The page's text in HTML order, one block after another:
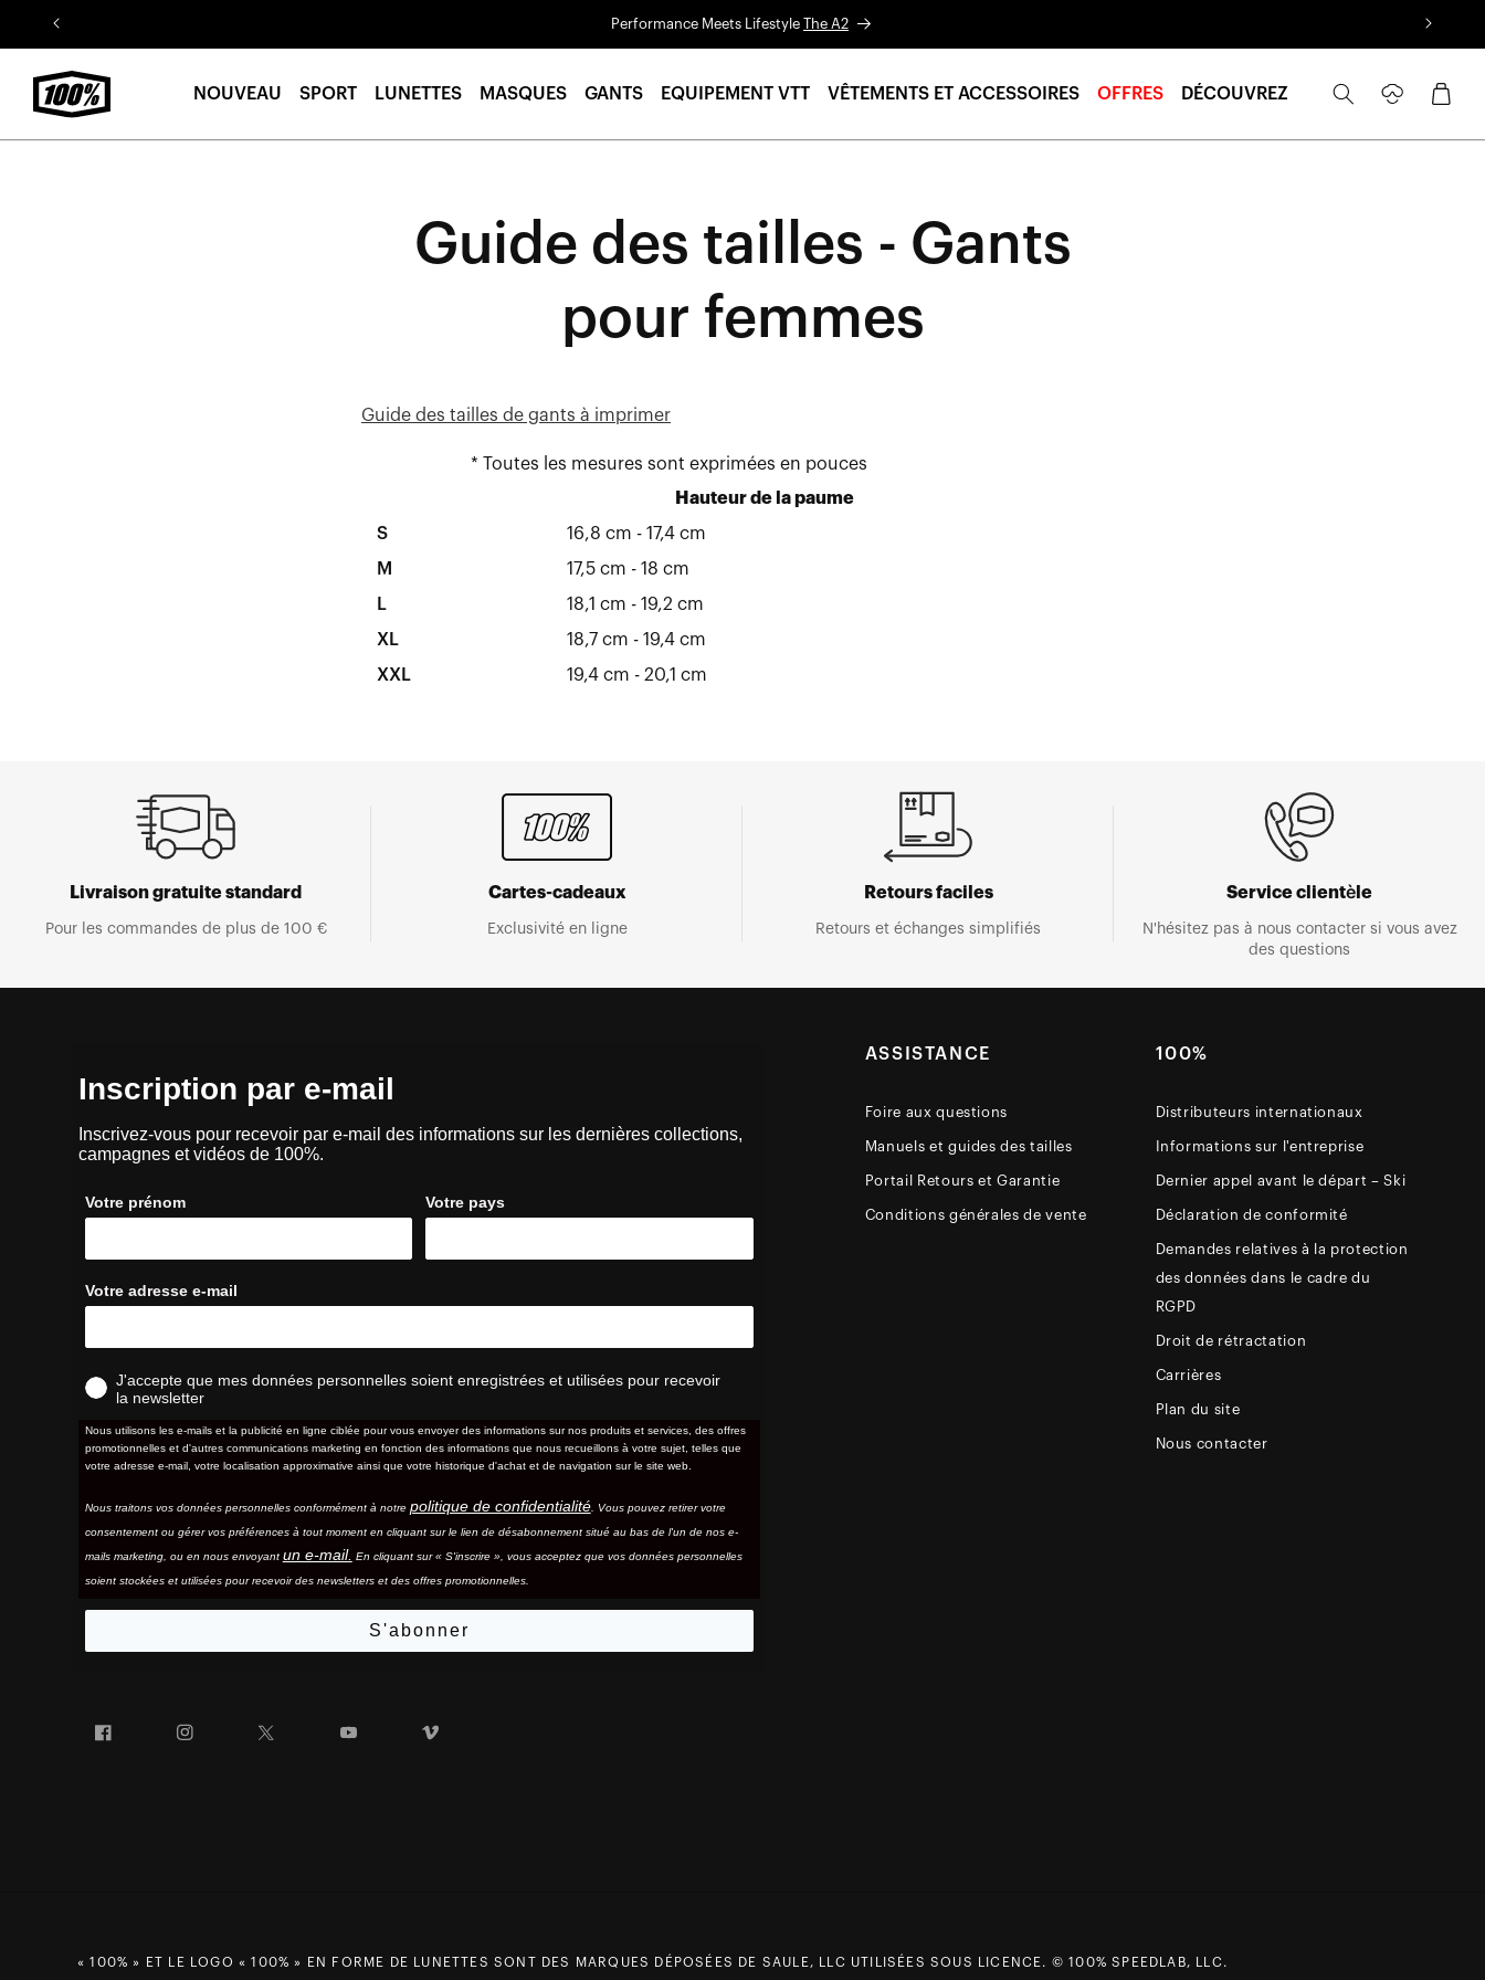
Aller au
contenu
Performance Meets Lifestyle The A2
NOUVEAU SPORT LUNETTES MASQUES GANTS EQUIPEMENT VTT VÊTEMENTS ET ACCESSOIRES OFFRES DÉCOUVREZ
connecter
Panier
Guide des tailles - Gants
pour femmes
Guide des tailles de gants à imprimer
* Toutes les mesures sont exprimées en pouces
Hauteur de la paume
S
16,8 cm - 17,4 cm
M
17,5 cm - 18 cm
L
18,1 cm - 19,2 cm
XL
18,7 cm - 19,4 cm
XXL
19,4 cm - 20,1 cm
Livraison gratuite standard
Pour les commandes de plus de 100 €
Cartes-cadeaux
Exclusivité en ligne
Retours faciles
Retours et échanges simplifiés
Service clientèle
N'hésitez pas à nous contacter si vous avez
des questions
Inscription par e-mail
Inscrivez-vous pour recevoir par e-mail des informations sur les dernières collections,
campagnes et vidéos de 100%.
Votre prénom Votre pays
Votre adresse e-mail
J'accepte que mes données personnelles soient enregistrées et utilisées pour recevoir
la newsletter
Nous utilisons les e-mails et la publicité en ligne ciblée pour vous envoyer des informations sur nos produits et services, des offres
promotionnelles et d'autres communications marketing en fonction des informations que nous recueillons à votre sujet, telles que
votre adresse e-mail, votre localisation approximative ainsi que votre historique d'achat et de navigation sur le site web.
Nous traitons vos données personnelles conformément à notre politique de confidentialité. Vous pouvez retirer votre
consentement ou gérer vos préférences à tout moment en cliquant sur le lien de désabonnement situé au bas de l'un de nos e-
mails marketing, ou en nous envoyant un e-mail. En cliquant sur « S'inscrire », vous acceptez que vos données personnelles
soient stockées et utilisées pour recevoir des newsletters et des offres promotionnelles.
S'abonner
Facebook Instagram YouTube
ASSISTANCE
Foire aux questions
Manuels et guides des tailles
Portail Retours et Garantie
Conditions générales de vente
100%
Distributeurs internationaux
Informations sur l'entreprise
Dernier appel avant le départ – Ski
Déclaration de conformité
Demandes relatives à la protection
des données dans le cadre du
RGPD
Droit de rétractation
Carrières
Plan du site
Nous contacter
« 100% » ET LE LOGO « 100% » EN FORME DE LUNETTES SONT DES MARQUES DÉPOSÉES DE SAULE, LLC UTILISÉES SOUS LICENCE. © 100% SPEEDLAB, LLC.